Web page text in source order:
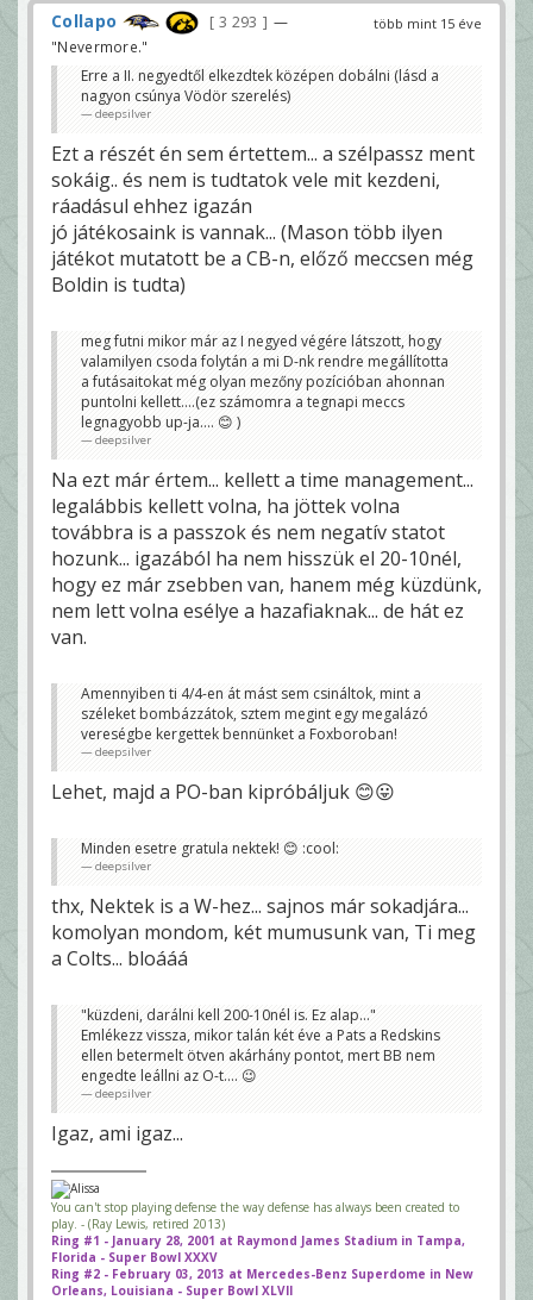
több mint 15 éve
Collapo 3 293
—
"Nevermore."
Erre a II. negyedtől elkezdtek középen dobálni (lásd a
nagyon csúnya Vödör szerelés)
deepsilver
Ezt a részét én sem értettem... a szélpassz ment
sokáig.. és nem is tudtatok vele mit kezdeni,
ráadásul ehhez igazán
jó játékosaink is vannak... (Mason több ilyen
játékot mutatott be a CB-n, előző meccsen még
Boldin is tudta)
meg futni mikor már az I negyed végére látszott, hogy
valamilyen csoda folytán a mi D-nk rendre megállította
a futásaitokat még olyan mezőny pozícióban ahonnan
puntolni kellett....(ez számomra a tegnapi meccs
legnagyobb up-ja.... 😊 )
deepsilver
Na ezt már értem... kellett a time management...
legalábbis kellett volna, ha jöttek volna
továbbra is a passzok és nem negatív statot
hozunk... igazából ha nem hisszük el 20-10nél,
hogy ez már zsebben van, hanem még küzdünk,
nem lett volna esélye a hazafiaknak... de hát ez
van.
Amennyiben ti 4/4-en át mást sem csináltok, mint a
széleket bombázzátok, sztem megint egy megalázó
vereségbe kergettek bennünket a Foxboroban!
deepsilver
Lehet, majd a PO-ban kipróbáljuk 😊😛
Minden esetre gratula nektek! 😊 :cool:
deepsilver
thx, Nektek is a W-hez... sajnos már sokadjára...
komolyan mondom, két mumusunk van, Ti meg
a Colts... bloááá
"küzdeni, darálni kell 200-10nél is. Ez alap..."
Emlékezz vissza, mikor talán két éve a Pats a Redskins
ellen betermelt ötven akárhány pontot, mert BB nem
engedte leállni az O-t.... 😉
deepsilver
Igaz, ami igaz...
You can't stop playing defense the way defense has always been created to
play. - (Ray Lewis, retired 2013)
Ring #1 - January 28, 2001 at Raymond James Stadium in Tampa,
Florida - Super Bowl XXXV
Ring #2 - February 03, 2013 at Mercedes-Benz Superdome in New
Orleans, Louisiana - Super Bowl XLVII